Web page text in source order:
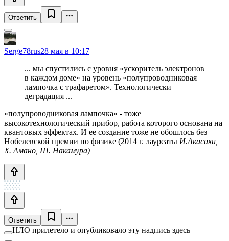
Ответить
Serge78rus28 мая в 10:17
... мы спустились с уровня «ускоритель электронов
в каждом доме» на уровень «полупроводниковая
лампочка с трафаретом». Технологически —
деградация ...
«полупроводниковая лампочка» - тоже
высокотехнологический прибор, работа которого основана на
квантовых эффектах. И ее создание тоже не обошлось без
Нобелевской премии по физике (2014 г. лауреаты И.Акасаки,
Х. Амано, Ш. Накамура)
Ответить
НЛО прилетело и опубликовало эту надпись здесь